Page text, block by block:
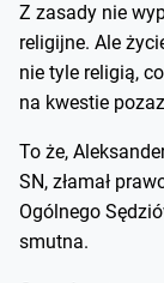
Z zasady nie
religijne. Ale
nie tyle religią,
na kwestie
To że,
SN, złamał
Ogólnego
smutna.